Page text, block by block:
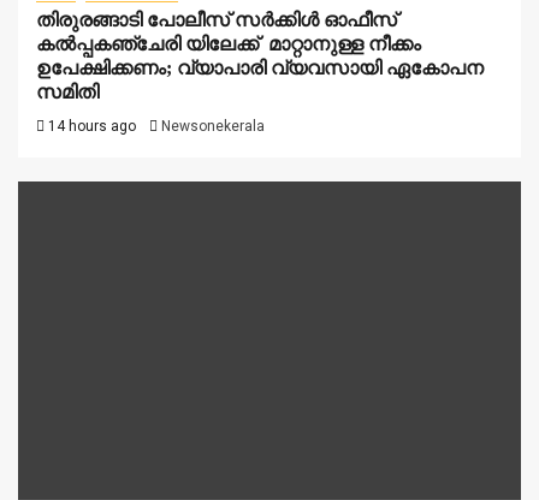
തിരുരങ്ങാടി പോലീസ് സർക്കിൾ ഓഫീസ്
കൽപ്പകഞ്ചേരി യിലേക്ക് മാറ്റാനുള്ള നീക്കം
ഉപേക്ഷിക്കണം; വ്യാപാരി വ്യവസായി ഏകോപന
സമിതി
14 hours ago Newsonekerala